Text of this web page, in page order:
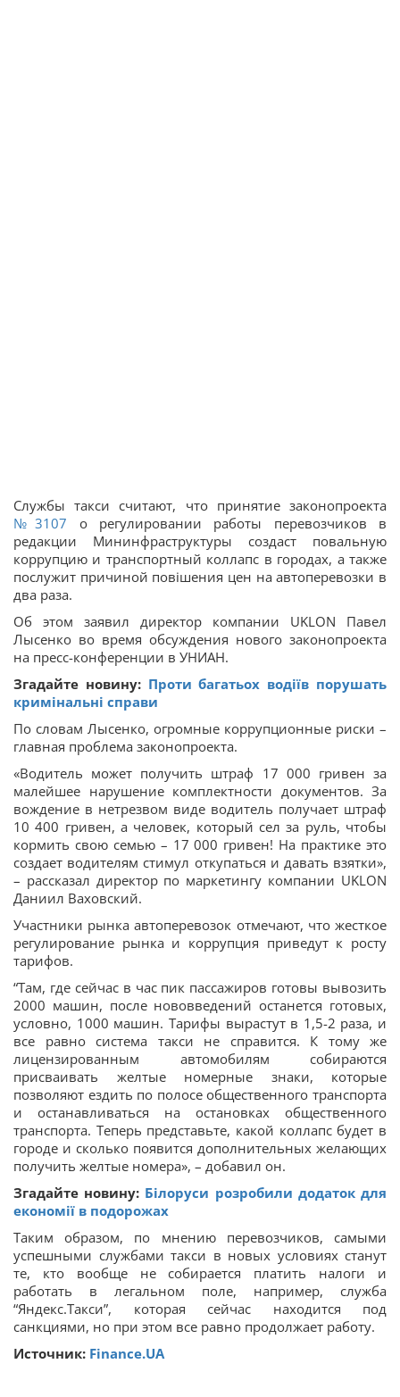
Службы такси считают, что принятие законопроекта
№3107 о регулировании работы перевозчиков в
редакции Мининфраструктуры создаст повальную
коррупцию и транспортный коллапс в городах, а также
послужит причиной повішения цен на автоперевозки в
два раза.
Об этом заявил директор компании UKLON Павел
Лысенко во время обсуждения нового законопроекта
на пресс-конференции в УНИАН.
Згадайте новину: Проти багатьох водіїв порушать
кримінальні справи
По словам Лысенко, огромные коррупционные риски –
главная проблема законопроекта.
«Водитель может получить штраф 17 000 гривен за
малейшее нарушение комплектности документов. За
вождение в нетрезвом виде водитель получает штраф
10 400 гривен, а человек, который сел за руль, чтобы
кормить свою семью – 17 000 гривен! На практике это
создает водителям стимул откупаться и давать взятки»,
– рассказал директор по маркетингу компании UKLON
Даниил Ваховский.
Участники рынка автоперевозок отмечают, что жесткое
регулирование рынка и коррупция приведут к росту
тарифов.
“Там, где сейчас в час пик пассажиров готовы вывозить
2000 машин, после нововведений останется готовых,
условно, 1000 машин. Тарифы вырастут в 1,5-2 раза, и
все равно система такси не справится. К тому же
лицензированным автомобилям собираются
присваивать желтые номерные знаки, которые
позволяют ездить по полосе общественного транспорта
и останавливаться на остановках общественного
транспорта. Теперь представьте, какой коллапс будет в
городе и сколько появится дополнительных желающих
получить желтые номера», – добавил он.
Згадайте новину: Білоруси розробили додаток для
економії в подорожах
Таким образом, по мнению перевозчиков, самыми
успешными службами такси в новых условиях станут
те, кто вообще не собирается платить налоги и
работать в легальном поле, например, служба
“Яндекс.Такси”, которая сейчас находится под
санкциями, но при этом все равно продолжает работу.
Источник: Finance.UA